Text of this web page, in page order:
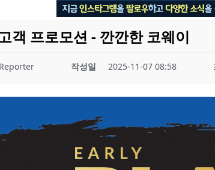
객 프로모션 - 깐깐한 코웨이
작성일 2025-11-07 08:58